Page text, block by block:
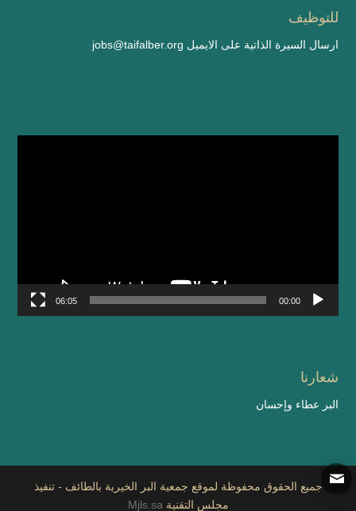
للتوظيف
ارسال السيرة الذاتية على الايميل jobs@taifalber.org
00:00
06:05
شعارنا
البر عطاء وإحسان
جميع الحقوق محفوظة لموقع جمعية البر الخيرية بالطائف - تنفيذ
مجلس التقنية Mjls.sa